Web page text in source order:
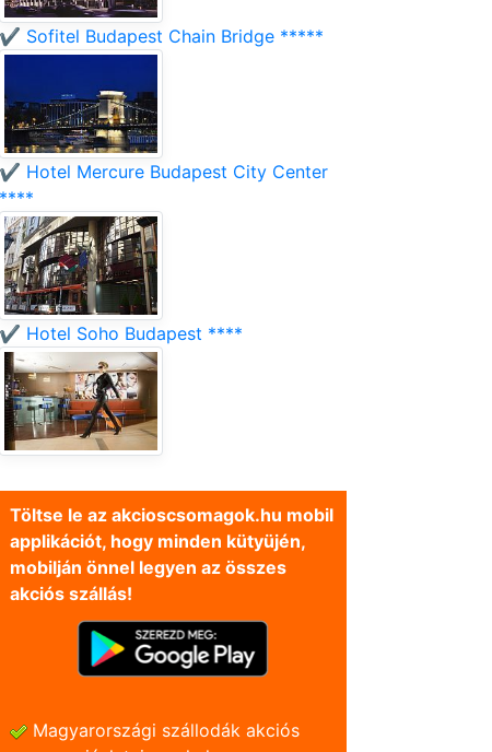
✔️ Sofitel Budapest Chain Bridge *****
✔️ Hotel Mercure Budapest City Center
****
✔️ Hotel Soho Budapest ****
Töltse le az akcioscsomagok.hu mobil
applikációt, hogy minden kütyüjén,
mobilján önnel legyen az összes
akciós szállás!
Magyarországi szállodák akciós